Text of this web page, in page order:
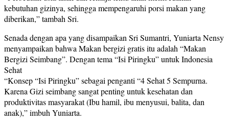
kebutuhan gizinya, sehingga mempengaruhi porsi makan yang
diberikan,” tambah Sri.
Senada dengan apa yang disampaikan Sri Sumantri, Yuniarta Nensy
menyampaikan bahwa Makan bergizi gratis itu adalah “Makan
Bergizi Seimbang”. Dengan tema “Isi Piringku” untuk Indonesia
Sehat
“Konsep “Isi Piringku” sebagai penganti “4 Sehat 5 Sempurna.
Karena Gizi seimbang sangat penting untuk kesehatan dan
produktivitas masyarakat (Ibu hamil, ibu menyusui, balita, dan
anak),” imbuh Yuniarta.